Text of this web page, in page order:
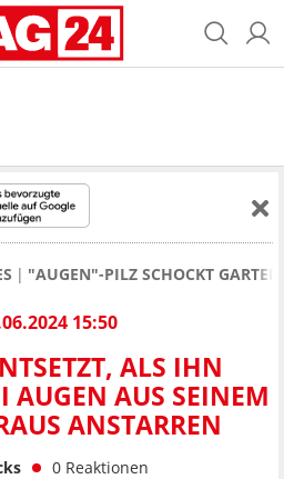
"AUGEN"-PILZ SCHOCKT
15:50
ALS IHN
AUGEN AUS SEINEM
ANSTARREN
0 Reaktionen